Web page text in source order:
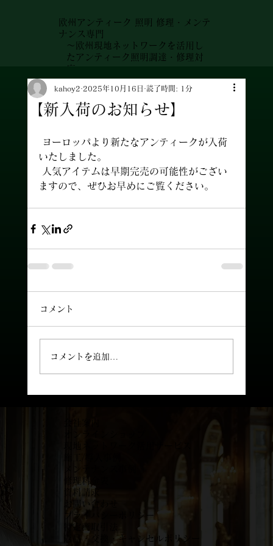
欧州アンティーク 照明 修理・メンテ
ナンス専門
～欧州現地ネットワークを活用し
たアンティーク照明調達・修理対
応～
【新入荷のお知らせ】
kahoy2 2025年10月16日 読了時間: 1分
いたしました。
ますので、ぜひお早めにご覧ください。
コメント
コメントを追加…
​修理料金表
資料請求
お問い合わせ
プライバシーポリシー
特定商取引法
返品・交換・キャンセルポリシー